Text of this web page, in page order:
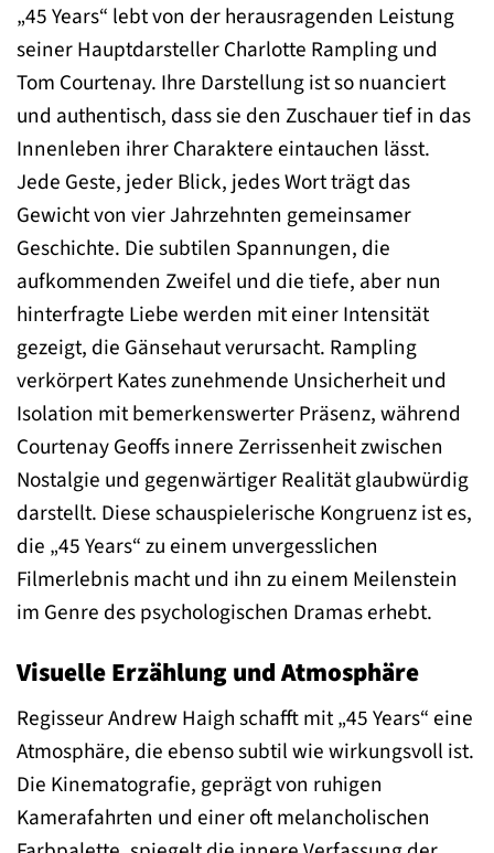
„45 Years“ lebt von der herausragenden Leistung
seiner Hauptdarsteller Charlotte Rampling und
Tom Courtenay. Ihre Darstellung ist so nuanciert
und authentisch, dass sie den Zuschauer tief in das
Innenleben ihrer Charaktere eintauchen lässt.
Jede Geste, jeder Blick, jedes Wort trägt das
Gewicht von vier Jahrzehnten gemeinsamer
Geschichte. Die subtilen Spannungen, die
aufkommenden Zweifel und die tiefe, aber nun
hinterfragte Liebe werden mit einer Intensität
gezeigt, die Gänsehaut verursacht. Rampling
verkörpert Kates zunehmende Unsicherheit und
Isolation mit bemerkenswerter Präsenz, während
Courtenay Geoffs innere Zerrissenheit zwischen
Nostalgie und gegenwärtiger Realität glaubwürdig
darstellt. Diese schauspielerische Kongruenz ist es,
die „45 Years“ zu einem unvergesslichen
Filmerlebnis macht und ihn zu einem Meilenstein
im Genre des psychologischen Dramas erhebt.
Visuelle Erzählung und Atmosphäre
Regisseur Andrew Haigh schafft mit „45 Years“ eine
Atmosphäre, die ebenso subtil wie wirkungsvoll ist.
Die Kinematografie, geprägt von ruhigen
Kamerafahrten und einer oft melancholischen